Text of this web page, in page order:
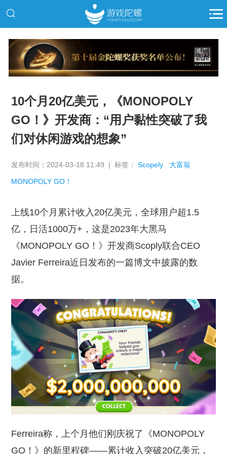
推广
10个月20亿美元，《MONOPOLY
GO！》开发商：“用户黏性突破了我
们对休闲游戏的想象”
发布时间：2024-03-18 11:49 | 标签：Scopely 大富翁
MONOPOLY GO！
上线10个月累计收入20亿美元，全球用户超1.5
亿，日活1000万+，这是2023年大黑马
《MONOPOLY GO！》开发商Scoply联合CEO
Javier Ferreira近日发布的一篇博文中披露的数
据。
Ferreira称，上个月他们刚庆祝了《MONOPOLY
GO！》的新里程碑——累计收入突破20亿美元，